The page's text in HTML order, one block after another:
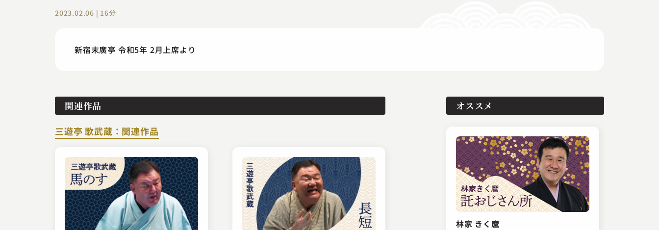
2023.02.06 | 16分
新宿末廣亭 令和5年 2月上席より
関連作品
三遊亭 歌武蔵：関連作品
オススメ
林家 きく麿